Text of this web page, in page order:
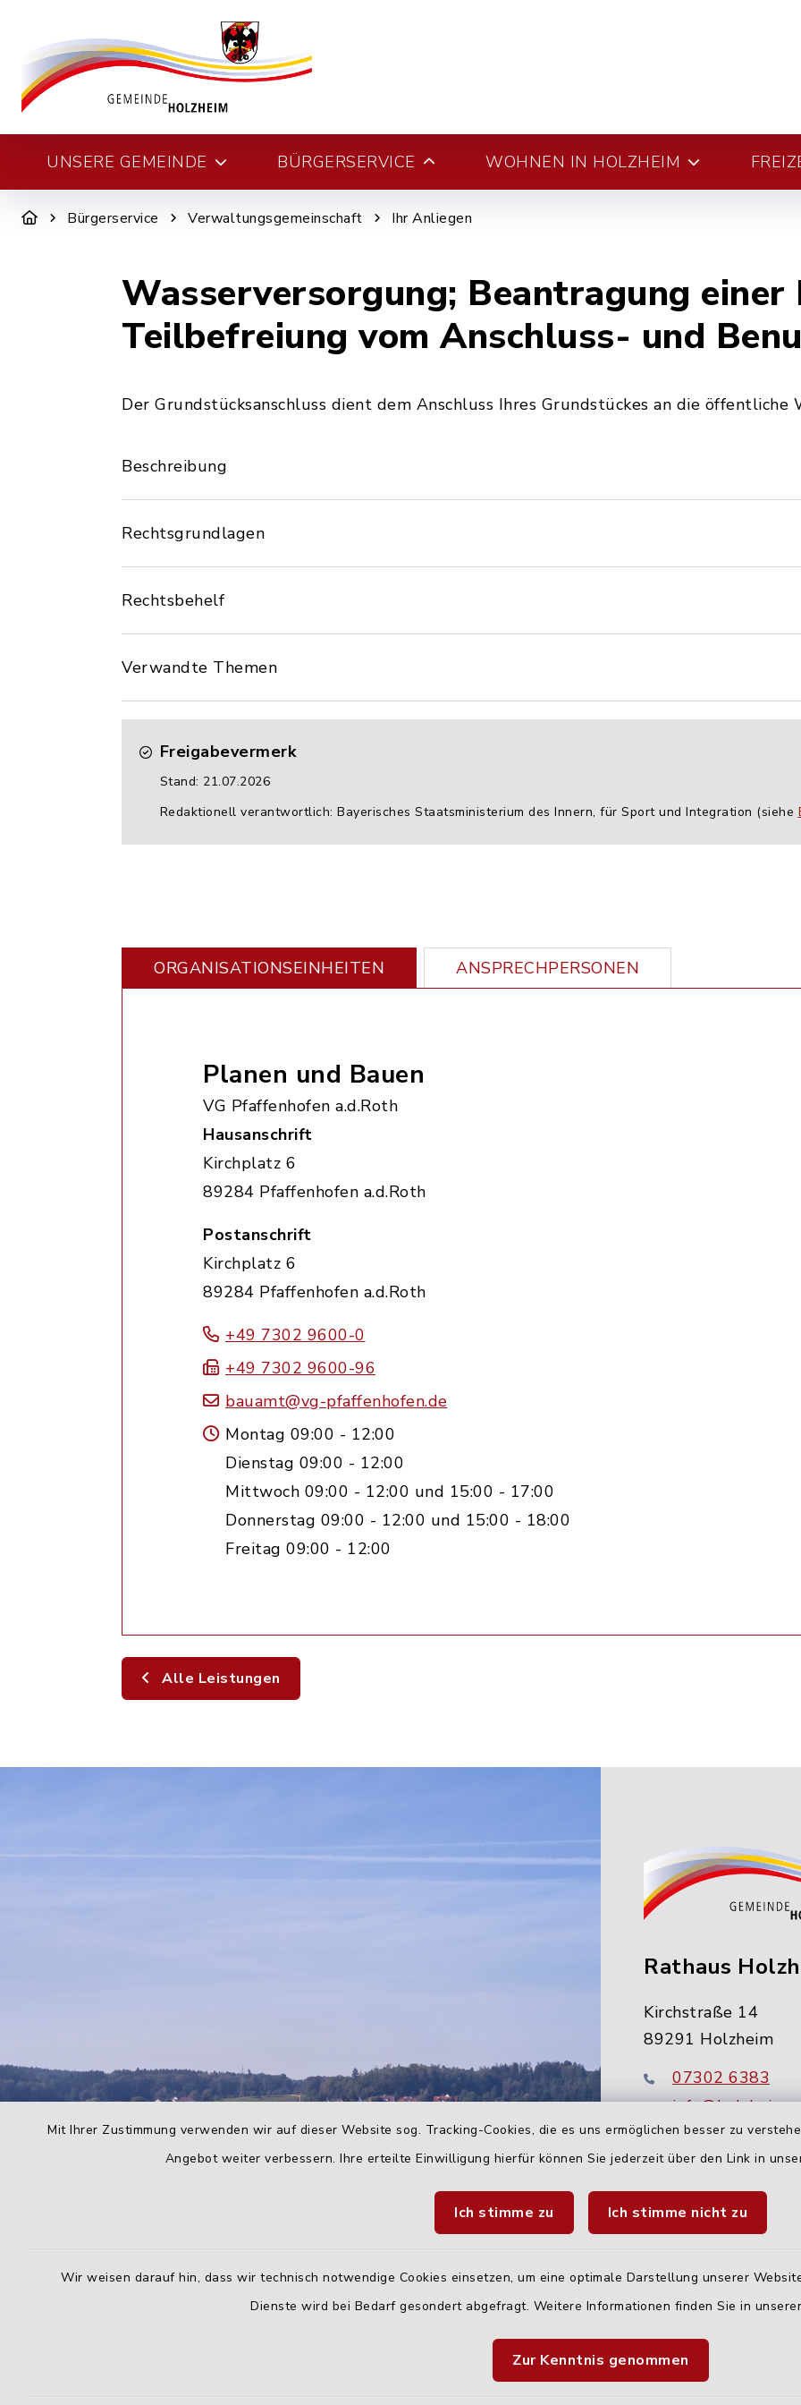
Mit Ihrer Zustimmung verwenden wir auf dieser Website sog. Tracking-Cookies, die es uns ermöglichen besser zu
Angebot weiter verbessern. Ihre erteilte Einwilligung hierfür können Sie jederzeit über den Link in
Ich stimme zu Ich stimme nicht zu
Wir weisen darauf hin, dass wir technisch notwendige Cookies einsetzen, um eine optimale Darstellung unserer
Dienste wird bei Bedarf gesondert abgefragt. Weitere Informationen finden Sie in
Zur Kenntnis genommen
UNSERE GEMEINDE BÜRGERSERVICE WOHNEN IN HOLZHEIM
Bürgerservice Verwaltungsgemeinschaft Ihr Anliegen
Wasserversorgung; Beantragung
Teilbefreiung vom Anschluss- und
Der Grundstücksanschluss dient dem Anschluss Ihres Grundstückes an die öffentliche
Beschreibung
Rechtsgrundlagen
Rechtsbehelf
Verwandte Themen
Freigabevermerk
Stand: 21.07.2026
Redaktionell verantwortlich: Bayerisches Staatsministerium des Innern, für Sport und Integration (siehe
ORGANISATIONS­EINHEITEN ANSPRECHPERSONEN
Planen und Bauen
VG Pfaffenhofen a.d.Roth
Hausanschrift
Kirchplatz 6
89284 Pfaffenhofen a.d.Roth
Postanschrift
Kirchplatz 6
89284 Pfaffenhofen a.d.Roth
+49 7302 9600-0
+49 7302 9600-96
bauamt@vg-pfaffenhofen.de
Montag 09:00 - 12:00
Dienstag 09:00 - 12:00
Mittwoch 09:00 - 12:00 und 15:00 - 17:00
Donnerstag 09:00 - 12:00 und 15:00 - 18:00
Freitag 09:00 - 12:00
Alle Leistungen
Rathaus
Kirchstraße 14
89291 Holzheim
07302 6383
info@holzheim-
Landratsamt Neu-